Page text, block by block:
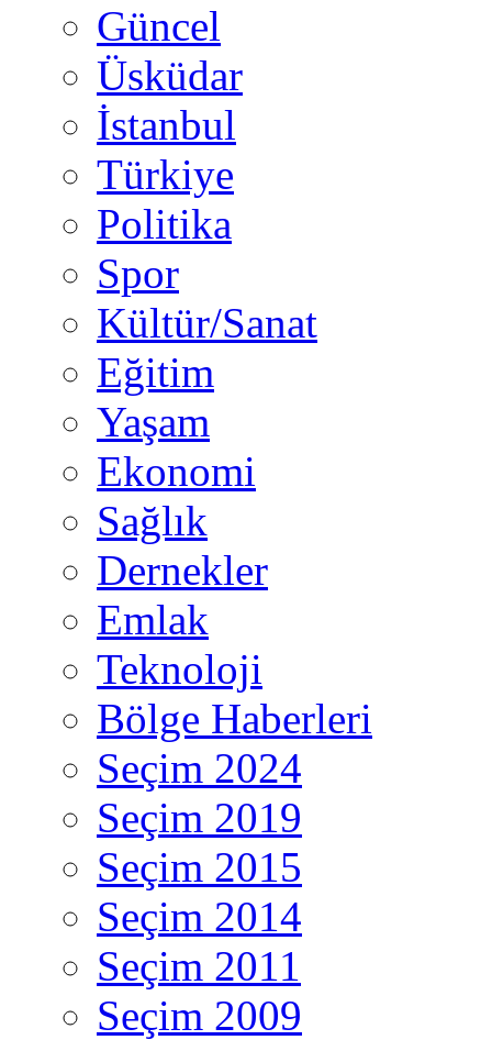
Güncel
Üsküdar
İstanbul
Türkiye
Politika
Spor
Kültür/Sanat
Eğitim
Yaşam
Ekonomi
Sağlık
Dernekler
Emlak
Teknoloji
Bölge Haberleri
Seçim 2024
Seçim 2019
Seçim 2015
Seçim 2014
Seçim 2011
Seçim 2009